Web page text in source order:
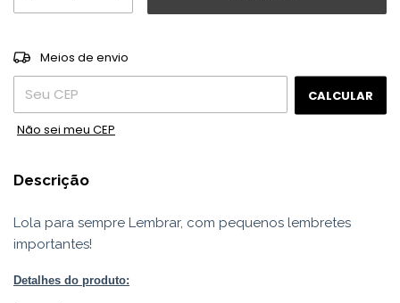
Entregas para o CEP:
Meios de envio
CALCULAR
Não sei meu CEP
Descrição
Lola para sempre Lembrar, com pequenos lembretes
importantes!
Detalhes do produto: